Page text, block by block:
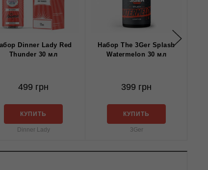
Dinner Lady Red
Thunder 30 мл
499 грн
КУПИТЬ
Dinner Lady
Набор The 3Ger Splash
Watermelon 30 мл
399 грн
КУПИТЬ
3Ger